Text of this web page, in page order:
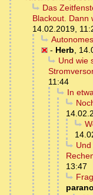
Das
Blackout. Dann
14.02.2019,
- Herb,
Und wie
11:44
In
13:47